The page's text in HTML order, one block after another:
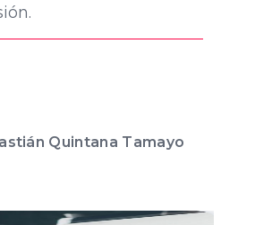
Quintana Tamayo